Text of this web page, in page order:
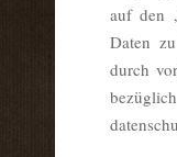
auf den
Daten
durch